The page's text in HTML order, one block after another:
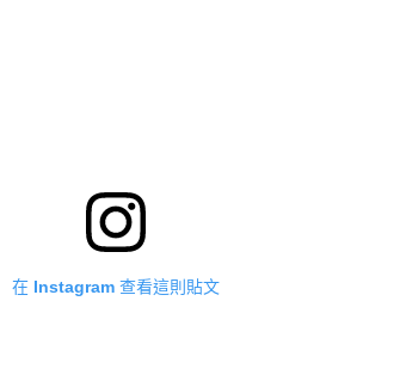
在 Instagram 查看這則貼文